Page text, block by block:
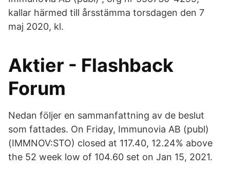
kallar härmed till årsstämma torsdagen den 7
maj 2020, kl.
Aktier - Flashback
Forum
Nedan följer en sammanfattning av de beslut
som fattades. On Friday, Immunovia AB (publ)
(IMMNOV:STO) closed at 117.40, 12.24% above
the 52 week low of 104.60 set on Jan 15, 2021.